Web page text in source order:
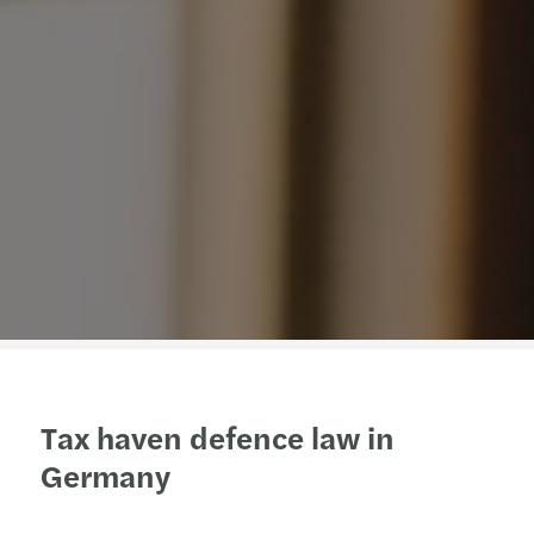
Tax haven defence law in
Germany